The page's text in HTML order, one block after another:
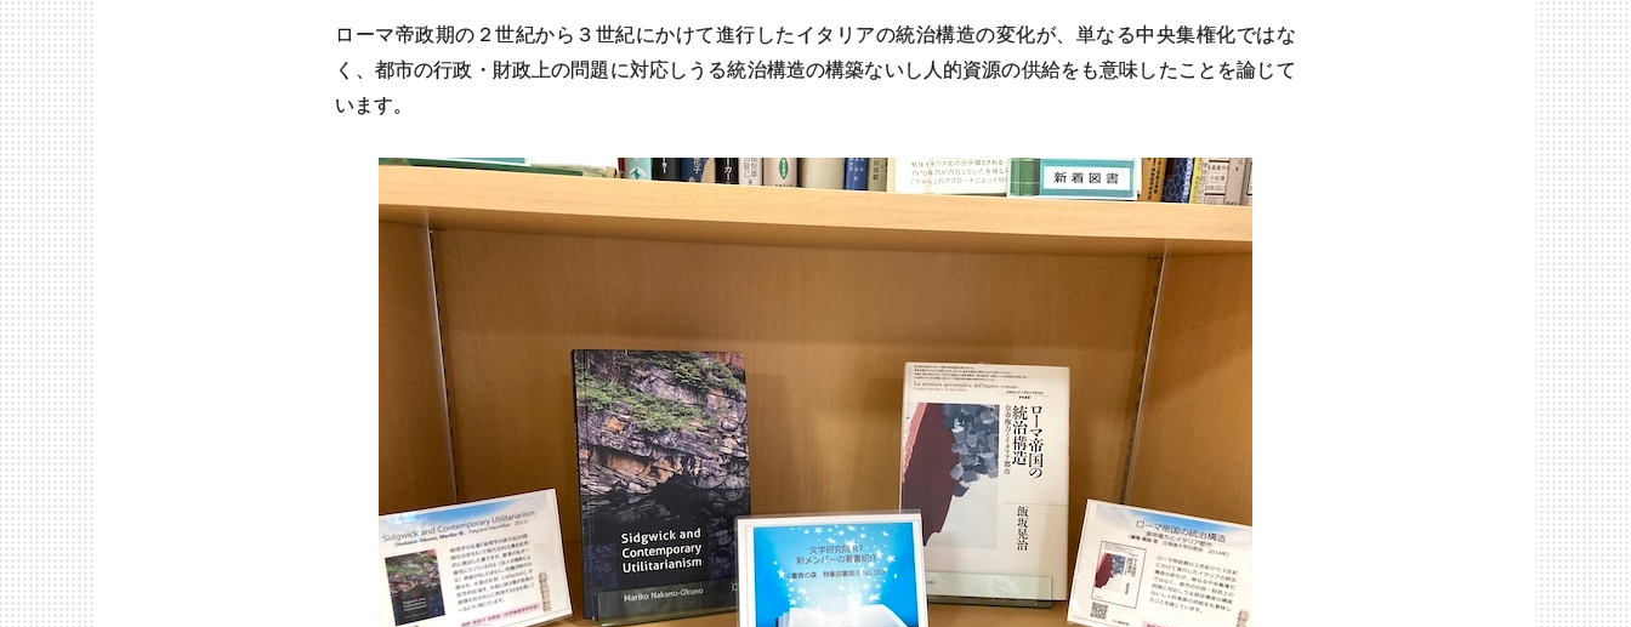
ローマ帝政期の２世紀から３世紀にかけて進行したイタリアの統治構造の変化が、単なる中央集権化ではな
く、都市の行政・財政上の問題に対応しうる統治構造の構築ないし人的資源の供給をも意味したことを論じて
います。